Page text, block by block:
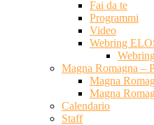
Fai da te
Programmi
Video
Webring
Magna Romagna –
Magna
Magna
Calendario
Staff